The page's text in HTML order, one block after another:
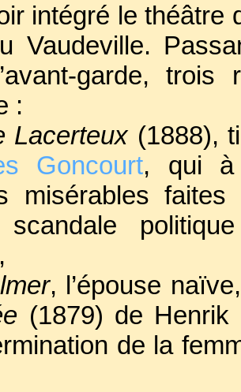
« mal rouge et or du
Entrée à quinze ans
la classe de
François-Joseph
et la parure.
intégré le théâtre
Vaudeville.
garde,
:
Lacerteux(1888),
Goncourt, qui à
misérables
scandale
, l’épouse
(1879) de Henrik
de la